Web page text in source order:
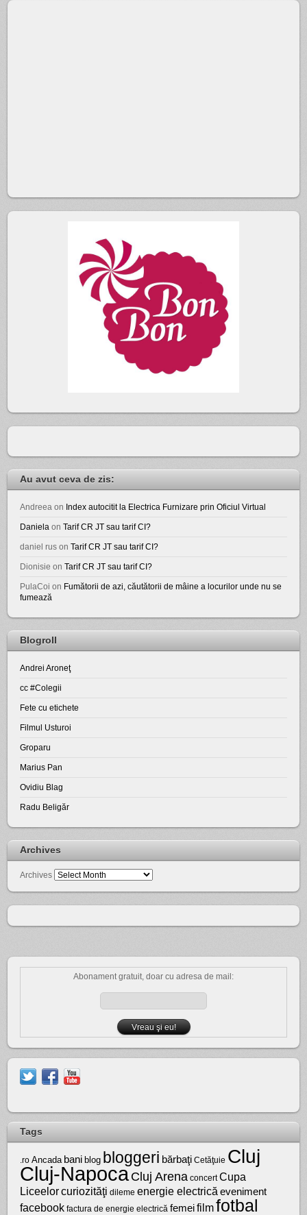
Au avut ceva de zis:
Andreea on Index autocitit la Electrica Furnizare prin Oficiul Virtual
Daniela onTarif CR JT sau tarif CI?
daniel rus onTarif CR JT sau tarif CI?
Dionisie onTarif CR JT sau tarif CI?
PulaCoi on Fumătorii de azi, căutătorii de mâine a locurilor unde nu se
fumează
Blogroll
Andrei Aroneţ
cc #Colegii
Fete cu etichete
Filmul Usturoi
Groparu
Marius Pan
Ovidiu Blag
Radu Beligăr
Archives
Archives
Abonament gratuit, doar cu adresa de mail:
Tags
.ro Ancada bani blog bloggeri bărbaţi Cetăţuie Cluj
Cluj-NapocaCluj Arena concert Cupa
Liceelorcuriozităţi dileme energie electrică eveniment
facebook factura de energie electrică femei filmfotbal